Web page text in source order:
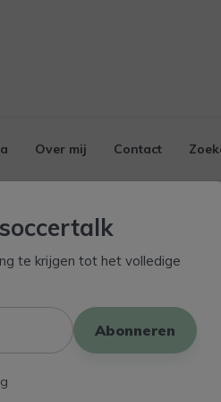
Over mij Contact
te krijgen tot het volledige
Abonneren